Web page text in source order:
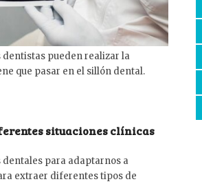
pueden realizar la
que pasar en el sillón dental.
situaciones clínicas
para adaptarnos a
extraer diferentes tipos de